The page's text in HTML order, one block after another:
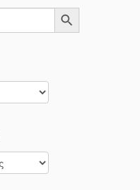
Search Button